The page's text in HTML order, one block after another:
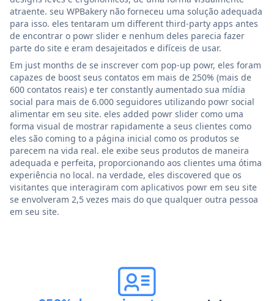
atraente. seu WPBakery não forneceu uma solução adequada
para isso. eles tentaram um different third-party apps antes
de encontrar o powr slider e nenhum deles parecia fazer
parte do site e eram desajeitados e difíceis de usar.
Em just months de se inscrever com pop-up powr, eles foram
capazes de boost seus contatos em mais de 250% (mais de
600 contatos reais) e ter constantly aumentado sua mídia
social para mais de 6.000 seguidores utilizando powr social
alimentar em seu site. eles added powr slider como uma
forma visual de mostrar rapidamente a seus clientes como
eles são coming to a página inicial como os produtos se
parecem na vida real. ele exibe seus produtos de maneira
adequada e perfeita, proporcionando aos clientes uma ótima
experiência no local. na verdade, eles discovered que os
visitantes que interagiram com aplicativos powr em seu site
se envolveram 2,5 vezes mais do que qualquer outra pessoa
em seu site.